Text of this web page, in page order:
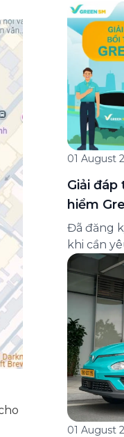
nhân đa
doanh
bảng
Nhân kỷ
đến 8/8/
01 August
Giải
hiểm
và cách
Đã đăng
khi cần
hồ sơ ra
tìm ở
câu hỏi
thường
01 August